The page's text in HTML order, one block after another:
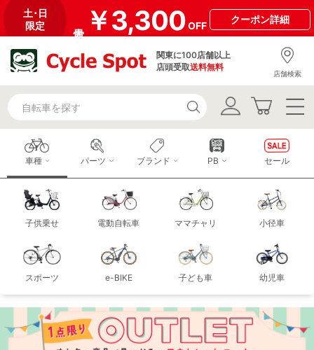
土･日
限定
￥3,300OFF
クーポン詳細
関東に100店舗以上
店頭受取送料無料
店舗検索
車種
子供乗せ 電動自転車 ママチャリ 小径車
スポーツ e-BIKE 子ども車 幼児車
パーツ ブランド PB セール